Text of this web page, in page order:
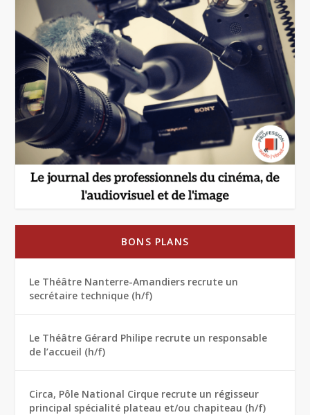
BONS PLANS
Le Théâtre Nanterre-Amandiers recrute un
secrétaire technique (h/f)
Le Théâtre Gérard Philipe recrute un responsable
de l’accueil (h/f)
Circa, Pôle National Cirque recrute un régisseur
principal spécialité plateau et/ou chapiteau (h/f)